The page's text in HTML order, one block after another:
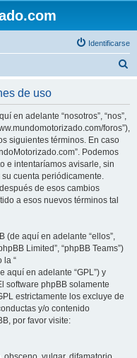
Identificarse
a
de uso
en adelante “nosotros”, “nos”,
foros”),
siguientes términos. En caso
Podemos
e intentaríamos avisarle, sin
cuenta periódicamente.
de esos cambios
a esos nuevos términos tal
(de aquí en adelante “ellos”,
Limited”, “phpBB Teams”)
la “
aquí en adelante “GPL”) y
software phpBB solamente
estrictamente los excluye de
y/o contenido
por favor visite: